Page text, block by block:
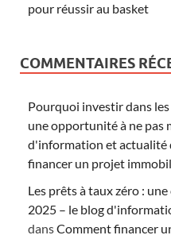
pour réussir au basket
COMMENTAIRES
Pourquoi investir dans
une opportunité à ne pas
d'information et actualité
financer un projet
Les prêts à taux zéro :
2025 – le blog
dansComment financer